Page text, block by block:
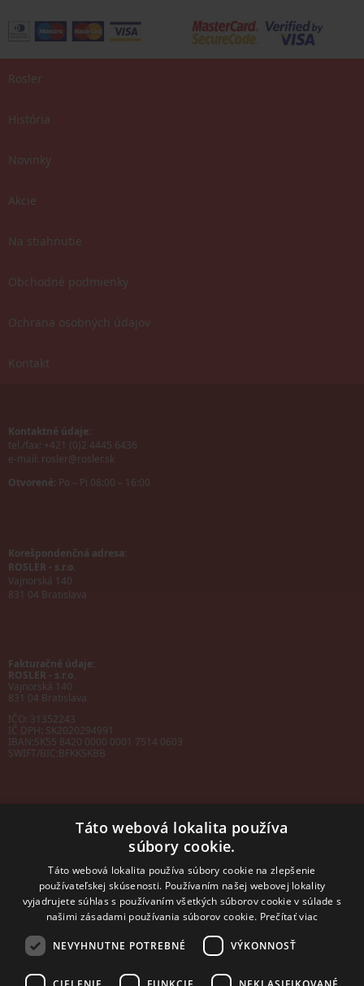
Rosler
História
Novinky
Akcie
Na stiahnutie
Obchodné podmienky
Ochrana osobných údajov
Kontakt
Kontaktné údaje:
tel./fax: +421 (0)2 4445 6436
e-mail: rosler@rosler.sk
Otvorené: Po – Pi 08:00 – 16:00
Korešpondenčná adresa:
ROSLER - s.r.o.
Vajnorská 140
831 04 Bratislava
Fakturačné údaje:
ROSLER - s.r.o.
Vajnorská 140
831 04 Bratislava
IČO: 31352243
IČ DPH: SK2020294991
IBAN:SK55 8420 0000 0001 7514 0603
SWIFT/BIC:BFKKSKBB
sales@rosler.sk
Regionálni zástupcovia
Západ a stred:
+421 903 728 402
Východ
mobil: +421 901 728 409
Táto webová lokalita používa
súbory cookie.
Táto webová lokalita používa súbory cookie na zlepšenie
používateľskej skúsenosti. Používaním našej webovej lokality
vyjadrujete súhlas s používaním všetkých súborov cookie v súlade s
našimi zásadami používania súborov cookie. Prečítať viac
NEVYHNUTNE POTREBNÉ VÝKONNOSŤ